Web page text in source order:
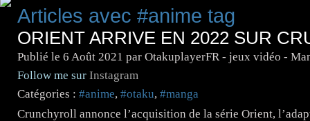
Articles avec #anime tag
ORIENT ARRIVE EN 2022 SUR
Publié le 6 Août 2021 par OtakuplayerFR - jeux vidéo -
Follow me sur Instagram
Catégories : #anime, #otaku, #manga
Crunchyroll annonce l’acquisition de la série Orient,